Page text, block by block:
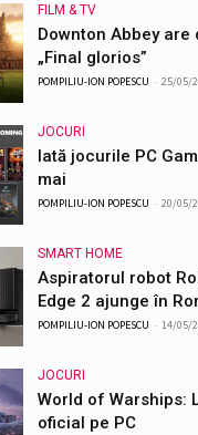
FILM & TV
Downton Abbey are
„Final glorios”
POMPILIU-ION POPESCU - 25/05/
JOCURI
Iată jocurile PC
mai
POMPILIU-ION POPESCU - 20/05/
SMART HOME
Aspiratorul robot
Edge 2 ajunge în
POMPILIU-ION POPESCU - 14/05/
JOCURI
World of Warships:
oficial pe PC